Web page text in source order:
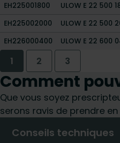
EH225001800
ULOW E 22 500
EH225002000
ULOW E 22 500
EH226000400
ULOW E 22 600
1 2 3
Comment
Que vous soyez
serons ravis de prendre
Conseils techniques